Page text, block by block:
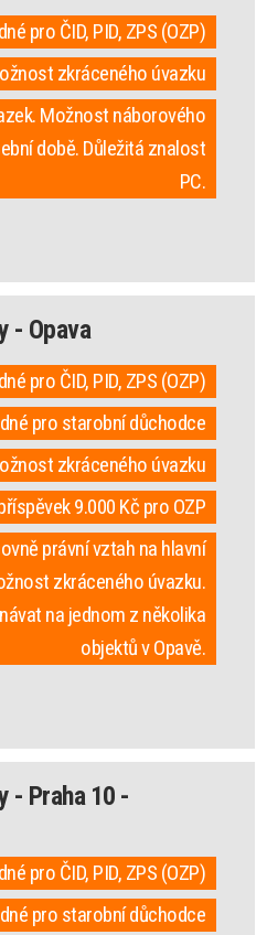
pro ČID, PID, ZPS (OZP)
zkráceného úvazku
Možnost náborového
době. Důležitá znalost
PC.
- Opava
pro ČID, PID, ZPS (OZP)
pro starobní důchodce
zkráceného úvazku
9.000 Kč pro OZP
právní vztah na hlavní
zkráceného úvazku.
na jednom z několika
objektů v Opavě.
- Praha 10 -
pro ČID, PID, ZPS (OZP)
pro starobní důchodce